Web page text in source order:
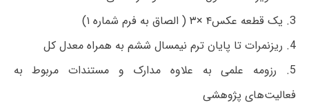
3. یک قطعه عکس۴ ×۳ ( الصاق به فرم شماره ۱)
4. ریزنمرات تا پایان ترم نیمسال ششم به همراه معدل کل
5. رزومه علمی به علاوه مدارک و مستندات مربوط به
فعالیت‌های پژوهشی